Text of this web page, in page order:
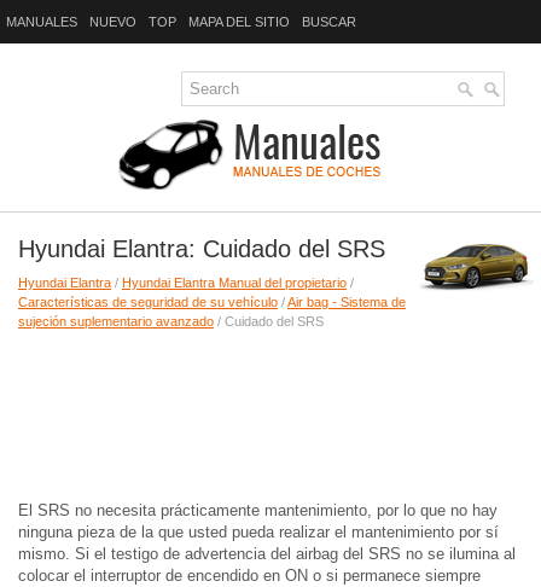
MANUALES NUEVO TOP MAPA DEL SITIO BUSCAR
Hyundai Elantra: Cuidado del SRS
Hyundai Elantra / Hyundai Elantra Manual del propietario /
Características de seguridad de su vehículo /Air bag - Sistema de
sujeción suplementario avanzado / Cuidado del SRS
El SRS no necesita prácticamente mantenimiento, por lo que no hay
ninguna pieza de la que usted pueda realizar el mantenimiento por sí
mismo. Si el testigo de advertencia del airbag del SRS no se ilumina al
colocar el interruptor de encendido en ON o si permanece siempre